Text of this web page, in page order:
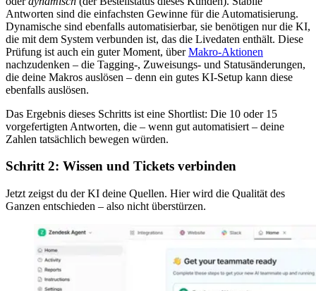
Antworten sind die einfachsten Gewinne für die Automatisierung.
Dynamische sind ebenfalls automatisierbar, sie benötigen nur die KI,
die mit dem System verbunden ist, das die Livedaten enthält. Diese
Prüfung ist auch ein guter Moment, überMakro-Aktionen
nachzudenken – die Tagging-, Zuweisungs- und Statusänderungen,
die deine Makros auslösen – denn ein gutes KI-Setup kann diese
ebenfalls auslösen.
Das Ergebnis dieses Schritts ist eine Shortlist: Die 10 oder 15
vorgefertigten Antworten, die – wenn gut automatisiert – deine
Zahlen tatsächlich bewegen würden.
Schritt 2: Wissen und Tickets verbinden
Jetzt zeigst du der KI deine Quellen. Hier wird die Qualität des
Ganzen entschieden – also nicht überstürzen.